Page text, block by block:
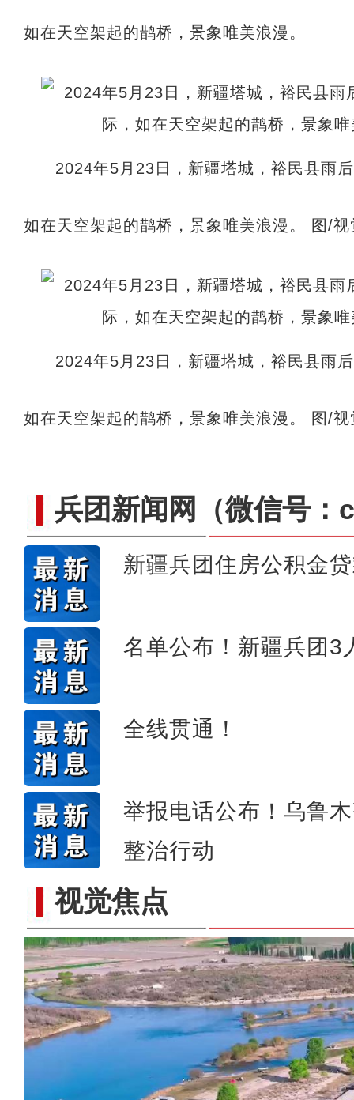
如在天空架起的鹊桥，景象唯美浪漫。
2024年5月23日，新疆塔城，裕民县雨
如在天空架起的鹊桥，景象唯美浪漫。 图/
2024年5月23日，新疆塔城，裕民县雨
如在天空架起的鹊桥，景象唯美浪漫。 图/
兵团新闻网 （微信号
新疆兵团住房公积金
名单公布！新疆兵团3
全线贯通！
举报电话公布！乌鲁
整治行动
视觉焦点标题：新“食”尚！“小份